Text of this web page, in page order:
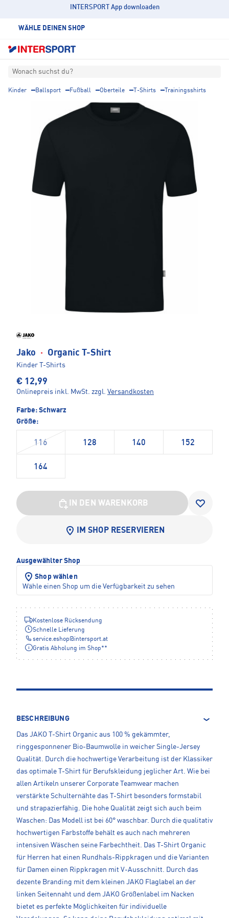
INTERSPORT App downloaden
WÄHLE DEINEN SHOP
Wonach suchst du?
Kinder Ballsport Fußball Oberteile T-Shirts Trainingsshirts
Jako · Organic T-Shirt
Kinder T-Shirts
€ 12,99
Onlinepreis inkl. MwSt. zzgl. Versandkosten
Farbe: Schwarz
Größe:
116 128 140 152
164
IN DEN WARENKORB
IM SHOP RESERVIEREN
Ausgewählter Shop
Shop wählen
Wähle einen Shop um die Verfügbarkeit zu sehen
Kostenlose Rücksendung
Schnelle Lieferung
service.eshop@intersport.at
Gratis Abholung im Shop**
BESCHREIBUNG
Das JAKO T-Shirt Organic aus 100 % gekämmter,
ringgesponnener Bio-Baumwolle in weicher Single-Jersey
Qualität. Durch die hochwertige Verarbeitung ist der Klassiker
das optimale T-Shirt für Berufskleidung jeglicher Art. Wie bei
allen Artikeln unserer Corporate Teamwear machen
verstärkte Schulternähte das T-Shirt besonders formstabil
und strapazierfähig. Die hohe Qualität zeigt sich auch beim
Waschen: Das Modell ist bei 60° waschbar. Durch die qualitativ
hochwertigen Farbstoffe behält es auch nach mehreren
intensiven Wäschen seine Farbechtheit. Das T-Shirt Organic
für Herren hat einen Rundhals-Rippkragen und die Varianten
für Damen einen Rippkragen mit V-Ausschnitt. Durch das
dezente Branding mit dem kleinen JAKO Flaglabel an der
linken Seitennaht und dem JAKO Größenlabel im Nacken
bietet es perfekte Möglichkeiten für individuelle